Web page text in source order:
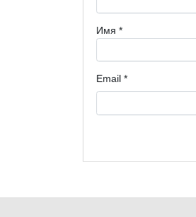
Имя *
Email *